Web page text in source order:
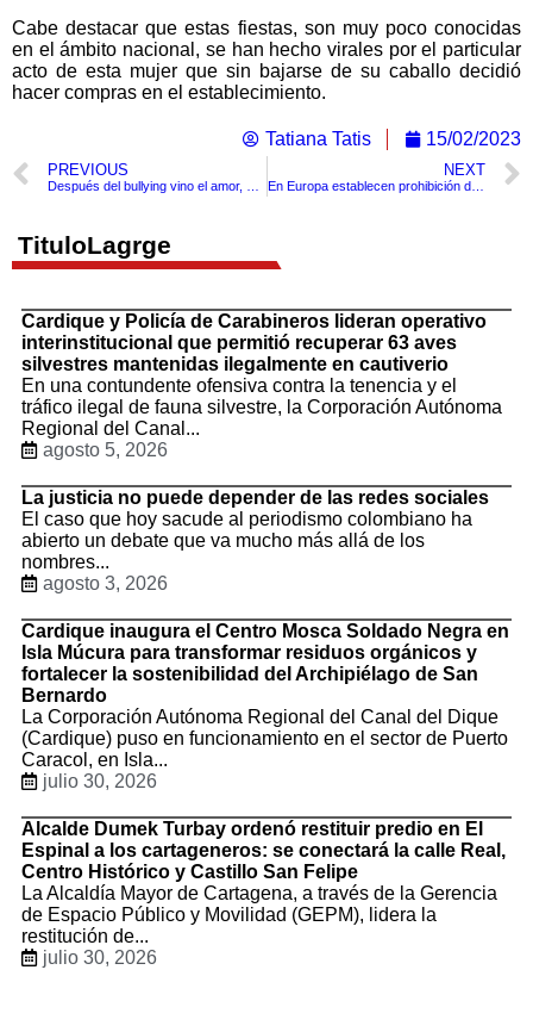
Cabe destacar que estas fiestas, son muy poco conocidas
en el ámbito nacional, se han hecho virales por el particular
acto de esta mujer que sin bajarse de su caballo decidió
hacer compras en el establecimiento.
Tatiana Tatis 15/02/2023
PREVIOUS NEXT
En Europa establecen prohibición de venta de vehículos a gasolina para 2035
TituloLagrge
Cardique y Policía de Carabineros lideran operativo
interinstitucional que permitió recuperar 63 aves
silvestres mantenidas ilegalmente en cautiverio
En una contundente ofensiva contra la tenencia y el
tráfico ilegal de fauna silvestre, la Corporación Autónoma
Regional del Canal...
agosto 5, 2026
La justicia no puede depender de las redes sociales
El caso que hoy sacude al periodismo colombiano ha
abierto un debate que va mucho más allá de los
nombres...
agosto 3, 2026
Cardique inaugura el Centro Mosca Soldado Negra en
Isla Múcura para transformar residuos orgánicos y
fortalecer la sostenibilidad del Archipiélago de San
Bernardo
La Corporación Autónoma Regional del Canal del Dique
(Cardique) puso en funcionamiento en el sector de Puerto
Caracol, en Isla...
julio 30, 2026
Alcalde Dumek Turbay ordenó restituir predio en El
Espinal a los cartageneros: se conectará la calle Real,
Centro Histórico y Castillo San Felipe
La Alcaldía Mayor de Cartagena, a través de la Gerencia
de Espacio Público y Movilidad (GEPM), lidera la
restitución de...
julio 30, 2026